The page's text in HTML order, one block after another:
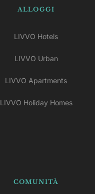
ALLOGGI
LIVVO Hotels
LIVVO Urban
LIVVO Apartments
LIVVO Holiday Homes
COMUNITÀ